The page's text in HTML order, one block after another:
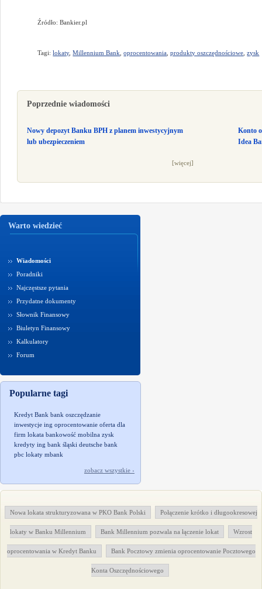
Źródło: Bankier.pl
Tagi:lokaty,Millennium Bank ,oprocentowania ,produkty oszczędnościowe ,zysk
Poprzednie wiadomości
Nowy depozyt Banku BPH z planem inwestycyjnym
lub ubezpieczeniem
[więcej]
Konto
Idea
Warto wiedzieć
Wiadomości
Poradniki
Najczęstsze pytania
Przydatne dokumenty
Słownik Finansowy
Biuletyn Finansowy
Kalkulatory
Forum
Popularne tagi
Kredyt Bank bank oszczędzanie
inwestycje ing oprocentowanie oferta dla
firm lokata bankowość mobilna zysk
kredyty ing bank śląski deutsche bank
pbc lokaty mbank
zobacz wszystkie ›
Nowa lokata strukturyzowana w PKO Bank Polski Połączenie krótko i długookresowej
lokaty w Banku Millennium Bank Millennium pozwala na łączenie lokat Wzrost
oprocentowania w Kredyt Banku Bank Pocztowy zmienia oprocentowanie Pocztowego
Konta Oszczędnościowego